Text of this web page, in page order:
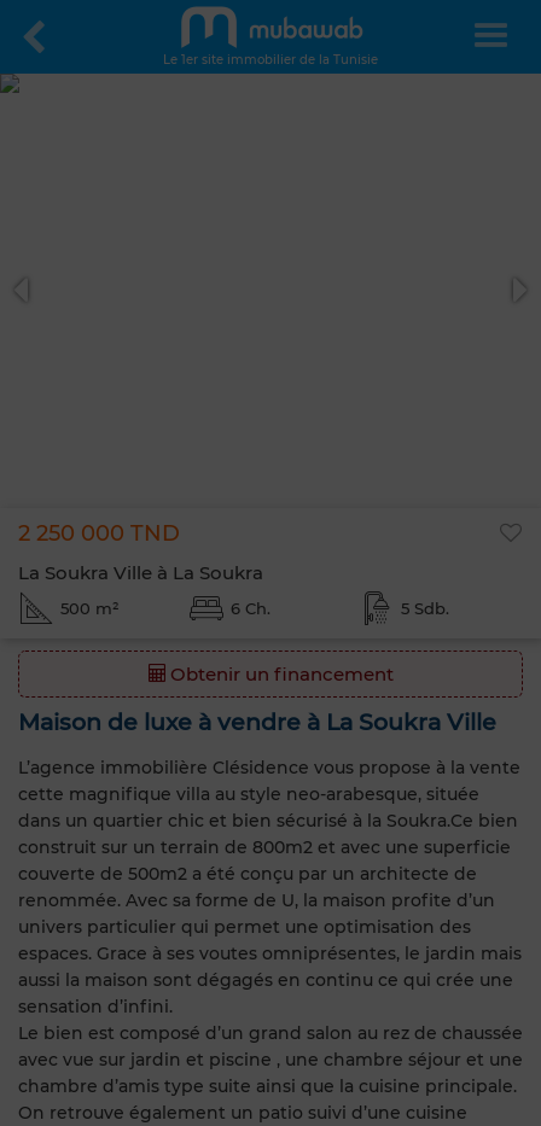
Le 1er site immobilier de la Tunisie
2 250 000 TND
La Soukra Ville à La Soukra
500 m² 6 Ch. 5 Sdb.
Obtenir un financement
Maison de luxe à vendre à La Soukra Ville
L’agence immobilière Clésidence vous propose à la vente
cette magnifique villa au style neo-arabesque, située
dans un quartier chic et bien sécurisé à la Soukra.Ce bien
construit sur un terrain de 800m2 et avec une superficie
couverte de 500m2 a été conçu par un architecte de
renommée. Avec sa forme de U, la maison profite d’un
univers particulier qui permet une optimisation des
espaces. Grace à ses voutes omniprésentes, le jardin mais
aussi la maison sont dégagés en continu ce qui crée une
sensation d’infini.
Le bien est composé d’un grand salon au rez de chaussée
avec vue sur jardin et piscine , une chambre séjour et une
chambre d’amis type suite ainsi que la cuisine principale.
On retrouve également un patio suivi d’une cuisine